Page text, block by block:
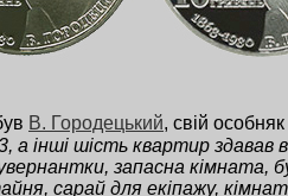
В. Городецький, свiй
а інші шість квартир
запасна кімната,
сарай для екіпажу,